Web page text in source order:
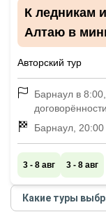
К ледникам
Алтаю в
Авторский тур
Барнаул в
Барнаул, 20:00
3 - 8 авг 3 - 8 авг
Какие туры